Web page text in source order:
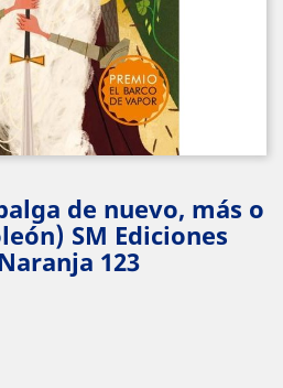
de nuevo, más o
SM Ediciones
123